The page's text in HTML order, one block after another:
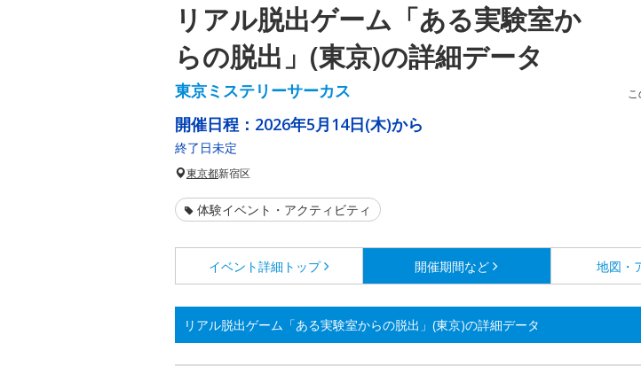
リアル脱出ゲーム「ある実験室か
らの脱出」(東京)の詳細データ
東京ミステリーサーカス
開催日程： 2026年5月14日(木)から
終了日未定
東京都新宿区
体験イベント・アクティビティ
イベント詳細 トップ 開催期間など 地図・
リアル脱出ゲーム「ある実験室からの脱出」(東京)の詳細データ